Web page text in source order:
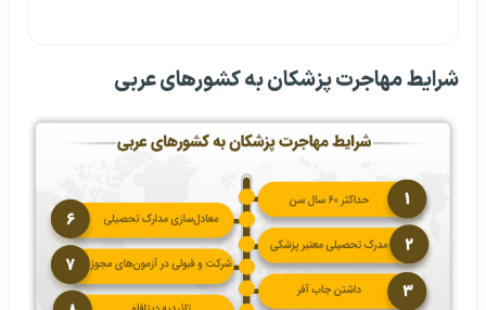
شرایط مهاجرت پزشکان به کشورهای عربی